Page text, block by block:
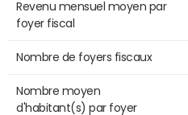
Revenu mensuel moyen par
foyer fiscal
Nombre de foyers fiscaux
Nombre moyen
d'habitant(s) par foyer